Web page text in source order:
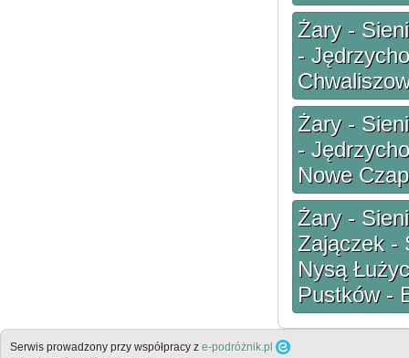
Żary -
-
Żary -
-
Nowe
Żary -
Zajączek -
Nysą
Pustków -
Serwis prowadzony przy współpracy z e-podróżnik.pl